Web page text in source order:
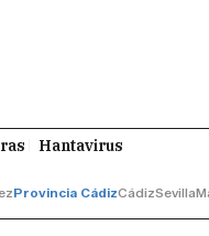
Hantavirus
Provincia CádizCádizSevilla